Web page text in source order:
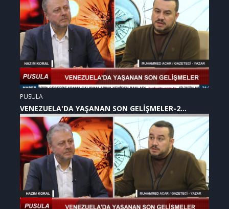
PUSULA
VENEZUELA'DA YAŞANAN SON GELİŞMELER-2
(07.01.2026)